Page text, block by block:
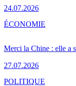
24.07.2026
Merci la Chine : elle a
27.07.2026
ÉCONOMIE
POLITIQUE